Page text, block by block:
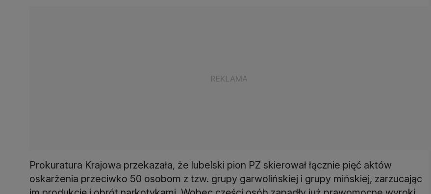
Prokuratura Krajowa przekazała, że lubelski pion PZ skierował łącznie pięć aktów
oskarżenia przeciwko 50 osobom z tzw. grupy garwolińskiej i grupy mińskiej, zarzucając